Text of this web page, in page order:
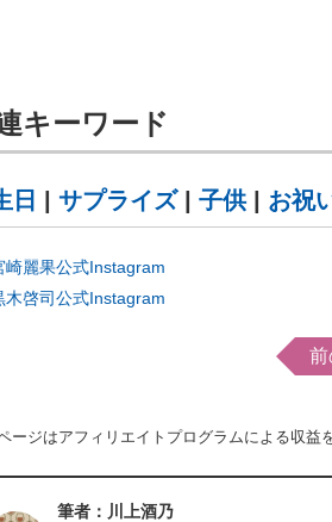
キーワード
日 サプライズ| 子供| お祝
崎麗果公式Instagram
木啓司公式Instagram
前
ージはアフィリエイトプログラムによる収益
筆者：川上酒乃